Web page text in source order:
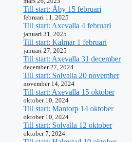
Till start: Åby 15 februari
februari 11, 2025
Till start: Axevalla 4 februari
januari 31, 2025
Till start: Kalmar 1 februari
januari 27, 2025
Till start: Axevalla 31 december
december 27, 2024
Till start: Solvalla 20 november
november 14, 2024
Till start: Axevalla 15 oktober
oktober 10, 2024
Till start: Mantorp 14 oktober
oktober 10, 2024
Till start: Solvalla 12 oktober
oktober 7, 2024